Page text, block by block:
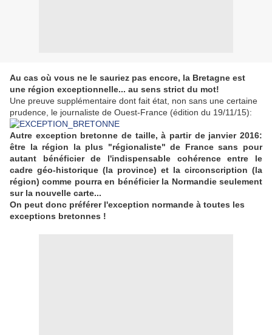
Au cas où vous ne le sauriez pas encore, la Bretagne est
une région exceptionnelle... au sens strict du mot!
Une preuve supplémentaire dont fait état, non sans une certaine
prudence, le journaliste de Ouest-France (édition du 19/11/15):
Autre exception bretonne de taille, à partir de janvier 2016:
être la région la plus "régionaliste" de France sans pour
autant bénéficier de l'indispensable cohérence entre le
cadre géo-historique (la province) et la circonscription (la
région) comme pourra en bénéficier la Normandie seulement
sur la nouvelle carte...
On peut donc préférer l'exception normande à toutes les
exceptions bretonnes !